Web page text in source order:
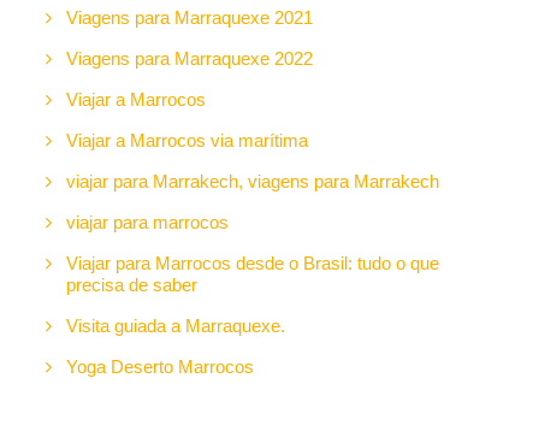
Viagens para Marraquexe 2021
Viagens para Marraquexe 2022
Viajar a Marrocos
Viajar a Marrocos via marítima
viajar para Marrakech, viagens para Marrakech
viajar para marrocos
Viajar para Marrocos desde o Brasil: tudo o que
precisa de saber
Visita guiada a Marraquexe.
Yoga Deserto Marrocos